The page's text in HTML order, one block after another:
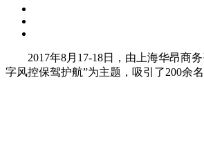
2017年8月17-18日，由上海华昂商务
字风控保驾护航”为主题，吸引了200余